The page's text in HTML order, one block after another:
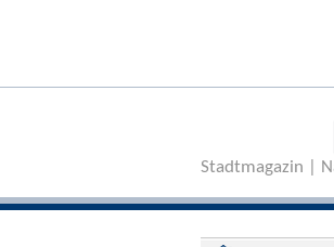
Stadtmagazin |